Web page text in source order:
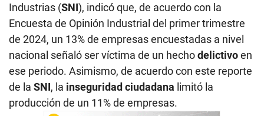
Industrias (SNI), indicó que, de acuerdo con la
Encuesta de Opinión Industrial del primer trimestre
de 2024, un 13% de empresas encuestadas a nivel
nacional señaló ser víctima de un hechodelictivoen
ese periodo. Asimismo, de acuerdo con este reporte
de la SNI, la inseguridad ciudadana limitó la
producción de un 11% de empresas.